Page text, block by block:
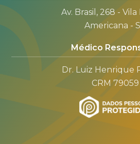
Av. Brasil, 268 -
Americana -
Médico
Dr. Luiz Henrique
CRM 79059